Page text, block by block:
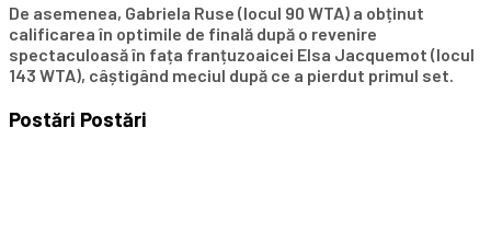
De asemenea, Gabriela Ruse (locul 90 WTA) a obținut
calificarea în optimile de finală după o revenire
spectaculoasă în fața franțuzoaicei Elsa Jacquemot (locul
143 WTA), câștigând meciul după ce a pierdut primul set.
Postări Postări